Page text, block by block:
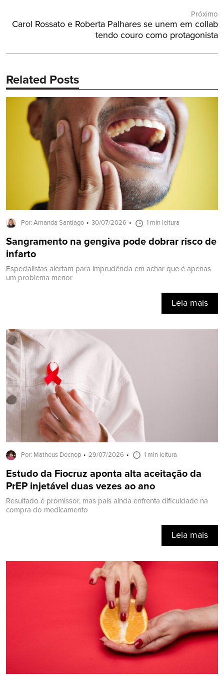
Próximo
Próximo
Carol Rossato e Roberta Palhares se unem em collab
tendo couro como protagonista
Related Posts
Por: Amanda Santiago 30/07/2026 1 min leitura
Sangramento na gengiva pode dobrar risco de
infarto
Especialistas alertam para imprudência em achar que é apenas
um problema menor
Leia mais
Por: Matheus Decnop 29/07/2026 1 min leitura
Estudo da Fiocruz aponta alta aceitação da
PrEP injetável duas vezes ao ano
Resultado é promissor, mas país ainda enfrenta dificuldade na
compra do medicamento
Leia mais